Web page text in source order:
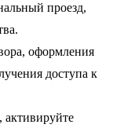
проезд,
оформления
доступа к
, активируйте